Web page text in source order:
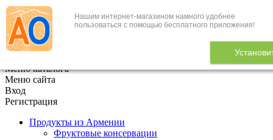
Нашим интернет-магазином намного удобнее
пользоваться с помощью бесплатного приложения!
+7 (495) 646-888-1
В корзине 0
Меню каталога
Меню сайта
Вход
Регистрация
Продукты из Армении
Фруктовые консервации